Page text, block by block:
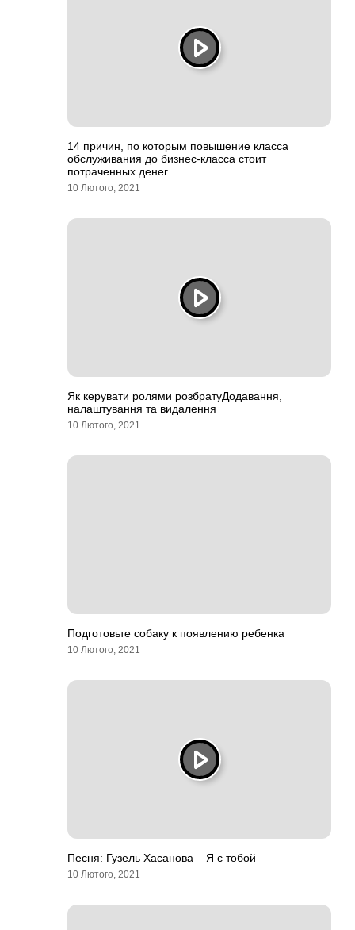
14 причин, по которым повышение класса
обслуживания до бизнес-класса стоит
потраченных денег
10 Лютого, 2021
Як керувати ролями розбратуДодавання,
налаштування та видалення
10 Лютого, 2021
Подготовьте собаку к появлению ребенка
10 Лютого, 2021
Песня: Гузель Хасанова – Я с тобой
10 Лютого, 2021